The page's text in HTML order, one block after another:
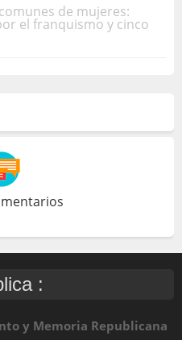
de mujeres:
el franquismo y cinco
:
y Memoria Republicana